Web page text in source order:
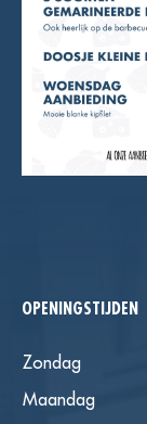
OPENINGSTIJDEN
Zondag
Maandag